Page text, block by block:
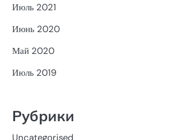
Июль 2021
Июнь 2020
Май 2020
Июль 2019
Рубрики
Uncategorised